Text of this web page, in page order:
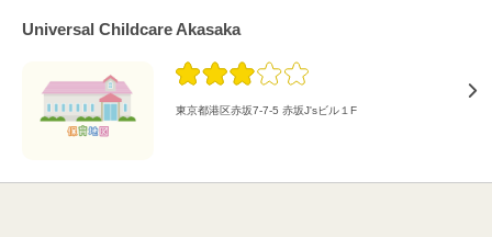
Universal Childcare Akasaka
東京都港区赤坂7-7-5 赤坂J'sビル１F